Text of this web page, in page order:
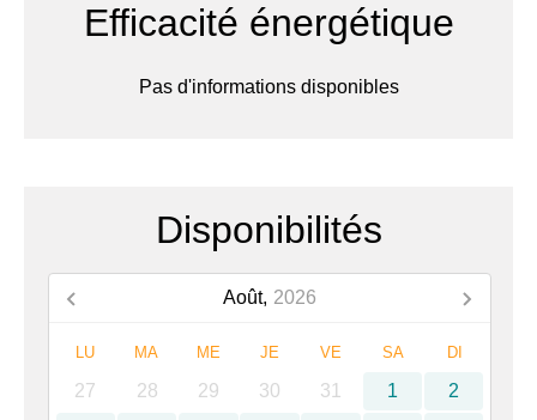
Efficacité énergétique
Pas d'informations disponibles
Disponibilités
Août, 2026
LU MA ME JE VE SA DI
27 28 29 30 31 1
2